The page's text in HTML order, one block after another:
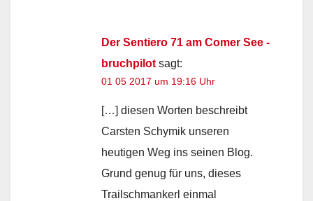
Der Sentiero 71 am Comer See -
bruchpilot sagt:
01 05 2017 um 19:16 Uhr
[…] diesen Worten beschreibt
Carsten Schymik unseren
heutigen Weg ins seinen Blog.
Grund genug für uns, dieses
Trailschmankerl einmal